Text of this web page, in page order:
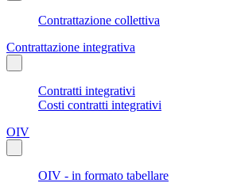
Contrattazione collettiva
Contrattazione integrativa
Contratti integrativi
Costi contratti integrativi
OIV
OIV - in formato tabellare